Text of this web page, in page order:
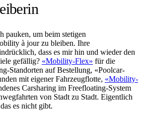
pauken, um beim stetigen
à jour zu bleiben. Ihre
dass es mir hin und wieder den
gefällig? «Mobility-Flex» für die
Standorten auf Bestellung, «Poolcar-
mit eigener Fahrzeugflotte, «Mobility-
Carsharing im Freefloating-System
von Stadt zu Stadt. Eigentlich
es nicht gibt.